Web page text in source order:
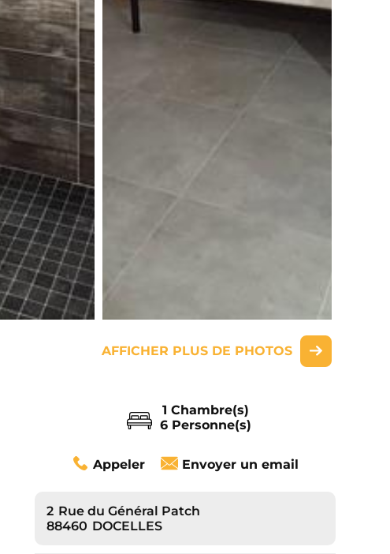
AFFICHER PLUS DE PHOTOS
1 Chambre(s)
6 Personne(s)
Appeler Envoyer un email
2 Rue du Général Patch
88460 DOCELLES